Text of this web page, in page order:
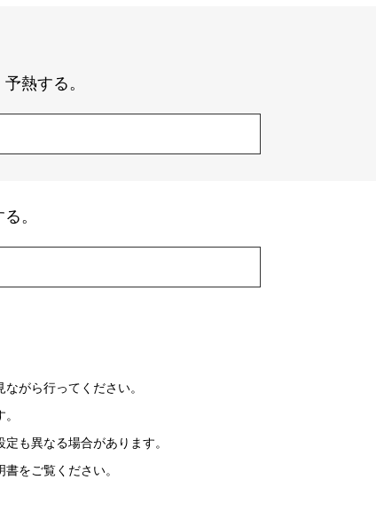
熱する。
。
がら行ってください。
も異なる場合があります。
をご覧ください。